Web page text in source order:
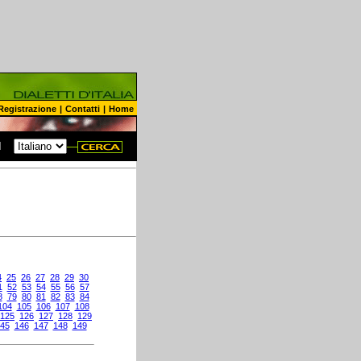
| Contatti | Home
25 26 27 28 29 30
52 53 54 55 56 57
79 80 81 82 83 84
105 106 107
108
125 126 127 128 129
146 147 148
149